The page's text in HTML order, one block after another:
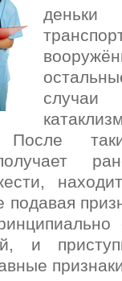
После
подавая
и